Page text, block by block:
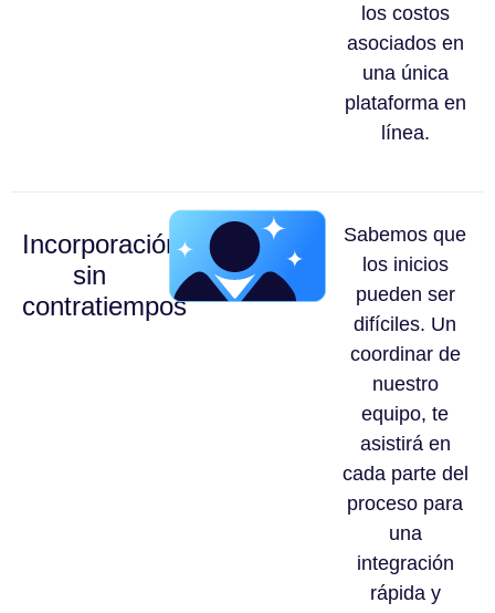
los costos
asociados en
una única
plataforma en
línea.
Incorporación
sin
contratiempos
Sabemos que
los inicios
pueden ser
difíciles. Un
coordinar de
nuestro
equipo, te
asistirá en
cada parte del
proceso para
una
integración
rápida y